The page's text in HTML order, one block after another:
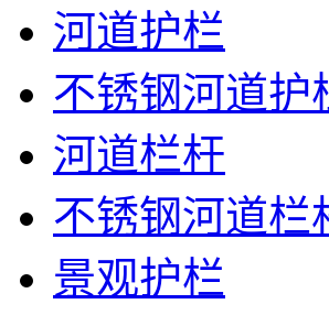
河道护栏
不锈钢河道护
河道栏杆
不锈钢河道栏
景观护栏